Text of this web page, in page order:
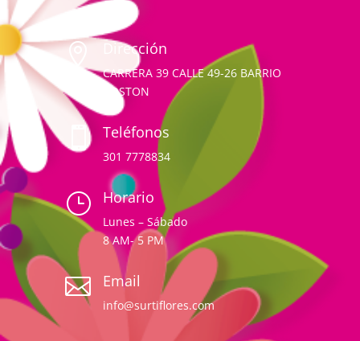
 Dirección
CARRERA 39 CALLE 49-26 BARRIO
BOSTON
 Teléfonos
301 7778834
} Horario
Lunes – Sábado
8 AM- 5 PM
 Email
info@surtiflores.com